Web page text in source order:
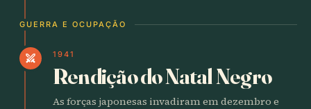
GUERRA E OCUPAÇÃO
swords 1941
Rendição do Natal Negro
As forças japonesas invadiram em dezembro e